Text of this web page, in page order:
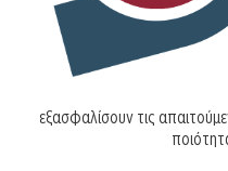
εξασφαλίσουν τις